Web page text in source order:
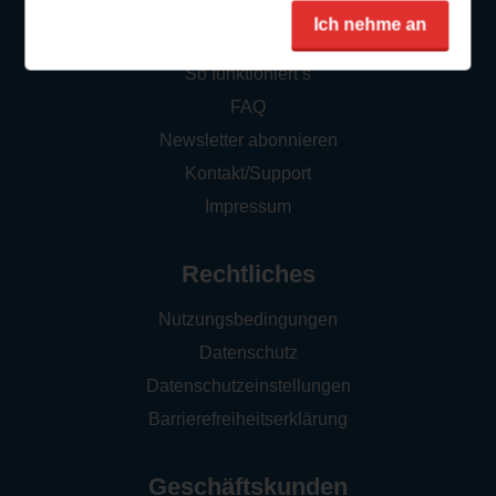
Ich nehme an
So funktioniert‘s
FAQ
Newsletter abonnieren
Kontakt/Support
Impressum
Rechtliches
Nutzungsbedingungen
Datenschutz
Datenschutzeinstellungen
Barrierefreiheitserklärung
Geschäftskunden